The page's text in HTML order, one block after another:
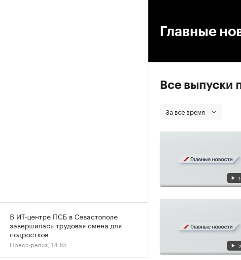
Главные
Все выпуски
За все время
В ИТ-центре ПСБ в Севастополе
завершилась трудовая смена для
подростков
Пресс-релиз, 14:55